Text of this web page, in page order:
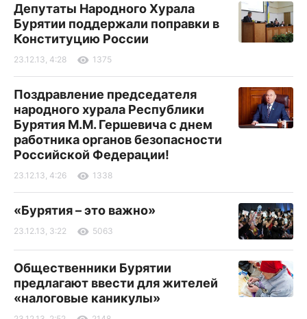
Депутаты Народного Хурала
Бурятии поддержали поправки в
Конституцию России
23.12.13, 4:28 1375
Поздравление председателя
народного хурала Республики
Бурятия М.М. Гершевича с днем
работника органов безопасности
Российской Федерации!
23.12.13, 4:26 1338
«Бурятия – это важно»
23.12.13, 3:22 5063
Общественники Бурятии
предлагают ввести для жителей
«налоговые каникулы»